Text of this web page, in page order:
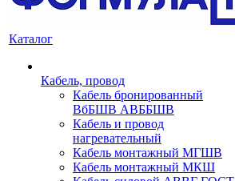
Каталог
Кабель, провод
Кабель бронированный
ВбБШВ АВББШВ
Кабель и провод
нагревательный
Кабель монтажный МГШВ
Кабель монтажный МКШ